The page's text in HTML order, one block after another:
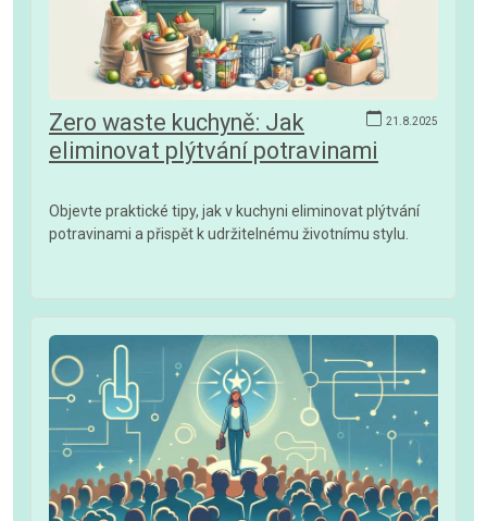
21.8.2025
Zero waste kuchyně: Jak
eliminovat plýtvání potravinami
Objevte praktické tipy, jak v kuchyni eliminovat plýtvání
potravinami a přispět k udržitelnému životnímu stylu.